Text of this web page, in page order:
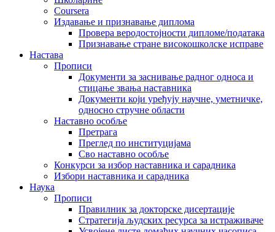
Coursera
Издавање и признавање диплома
Провера веродостојности дипломе/података
Признавање стране високошколске исправе
Настава
Прописи
Документи за заснивање радног односа и
стицање звања наставника
Документи који уређују научне, уметничке,
односно стручне области
Наставно особље
Претрага
Преглед по институцијама
Сво наставно особље
Конкурси за избор наставника и сарадника
Избори наставника и сарадника
Наука
Прописи
Правилник за докторске дисертације
Стратегија људских ресурса за истраживаче